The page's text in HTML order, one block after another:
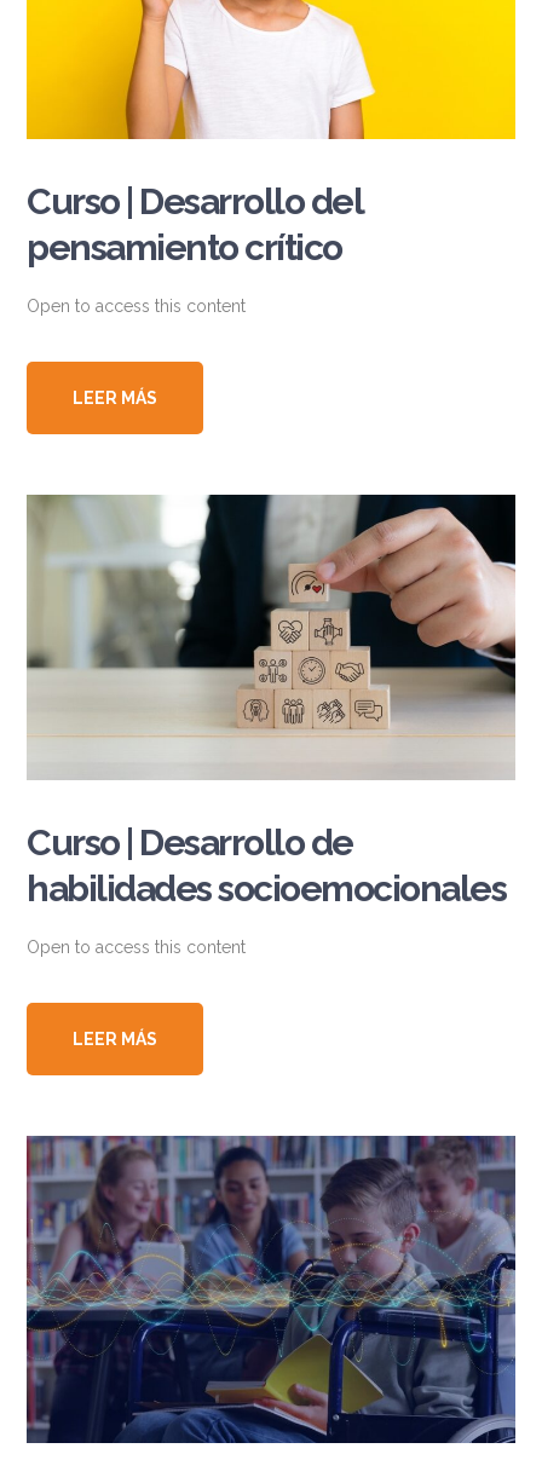
Curso | Desarrollo del
pensamiento crítico
Open to access this content
LEER MÁS
Curso | Desarrollo de
habilidades socioemocionales
Open to access this content
LEER MÁS